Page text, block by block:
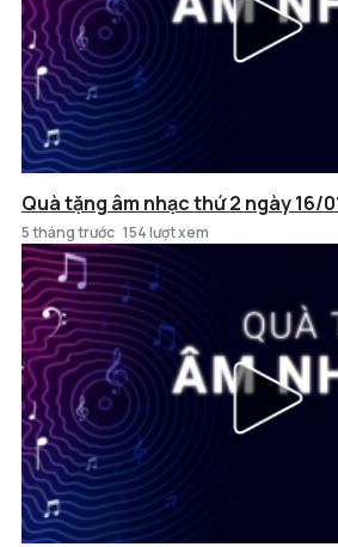
Quà tặng âm nhạc thứ 2 ngày 16/
5 tháng trước 154 lượt xem